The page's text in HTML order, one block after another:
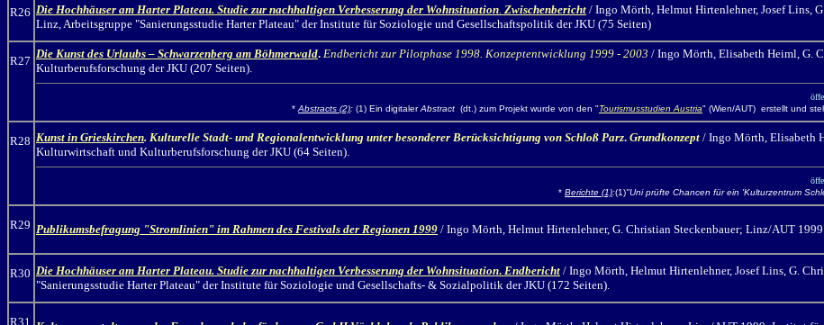
R26 Die Hochhäuser am Harter Plateau. Studie zur nachhaltigen Verbesserung der Wohnsituation. Zwischenbericht / Ingo Mörth, Helmut Hirtenlehner, Josef Lins,
Linz, Arbeitsgruppe "Sanierungsstudie Harter Plateau" der Institute für Soziologie und Gesellschaftspolitik der JKU (75 Seiten)
R27
Die Kunst des Urlaubs – Schwarzenberg am Böhmerwald. Endbericht zur Pilotphase 1998. Konzeptentwicklung 1999 - 2003 / Ingo Mörth, Elisabeth Heiml, G.
Kulturberufsforschung der JKU (207 Seiten).
* Abstracts (2): (1) Ein digitalerAbstract (dt.) zum Projekt wurde von den "Tourismusstudien Austria" (Wien/AUT) erstellt und
R28 Kunst in Grieskirchen. Kulturelle Stadt- und Regionalentwicklung unter besonderer Berücksichtigung von Schloß Parz. Grundkonzept / Ingo Mörth, Elisabeth
Kulturwirtschaft und Kulturberufsforschung der JKU (64 Seiten).
* Berichte (1):(1)"Uni prüfte Chancen für ein 'Kulturzentrum
R29 Publikumsbefragung "Stromlinien" im Rahmen des Festivals der Regionen 1999 / Ingo Mörth, Helmut Hirtenlehner, G. Christian Steckenbauer; Linz/AUT
R30 Die Hochhäuser am Harter Plateau. Studie zur nachhaltigen Verbesserung der Wohnsituation. Endbericht / Ingo Mörth, Helmut Hirtenlehner, Josef Lins, G.
"Sanierungsstudie Harter Plateau" der Institute für Soziologie und Gesellschafts- & Sozialpolitik der JKU (172 Seiten).
R31